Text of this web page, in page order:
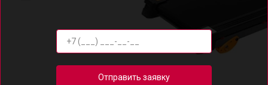
Отправить заявку